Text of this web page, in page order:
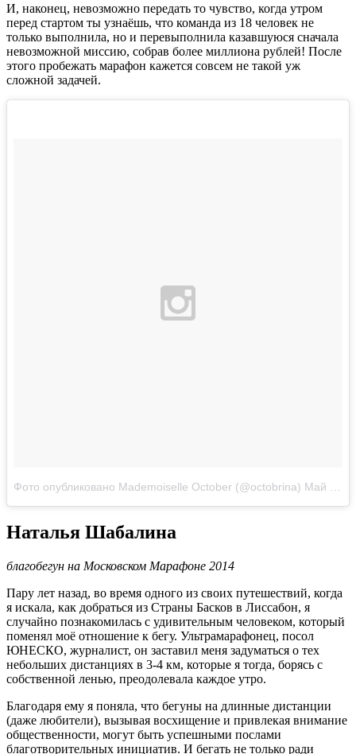
И, наконец, невозможно передать то чувство, когда утром
перед стартом ты узнаёшь, что команда из 18 человек не
только выполнила, но и перевыполнила казавшуюся сначала
невозможной миссию, собрав более миллиона рублей! После
этого пробежать марафон кажется совсем не такой уж
сложной задачей.
Фото опубликовано Mademoiselle October (@octobrina) Май 17 2015 в 6:19 PDT
Наталья Шабалина
благобегун на Московском Марафоне 2014
Пару лет назад, во время одного из своих путешествий, когда
я искала, как добраться из Страны Басков в Лиссабон, я
случайно познакомилась с удивительным человеком, который
поменял моё отношение к бегу. Ультрамарафонец, посол
ЮНЕСКО, журналист, он заставил меня задуматься о тех
небольших дистанциях в 3-4 км, которые я тогда, борясь с
собственной ленью, преодолевала каждое утро.
Благодаря ему я поняла, что бегуны на длинные дистанции
(даже любители), вызывая восхищение и привлекая внимание
общественности, могут быть успешными послами
благотворительных инициатив. И бегать не только ради